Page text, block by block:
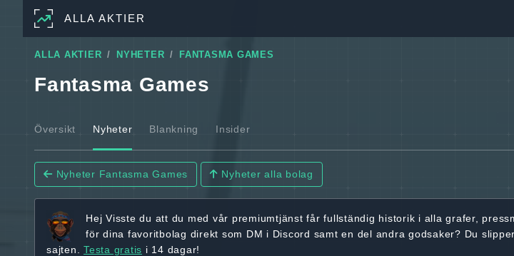
ALLA AKTIER
ALLA AKTIER NYHETER FANTASMA GAMES
Fantasma Games
Översikt Nyheter Blankning Insider
Nyheter Fantasma Games Nyheter alla bolag
Hej Visste du att du med vår premiumtjänst fårfullständig historik i alla grafer,
för dina favoritbolag direkt som DM i Discord samt en del andra godsaker? Du
sajten. Testa gratis i 14 dagar!